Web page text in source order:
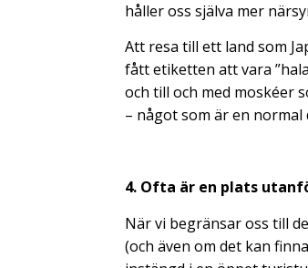
håller oss själva mer
Att resa till ett land som
fått etiketten att vara
och till och med moskéer
– något som är en normal
4. Ofta är en plats
När vi begränsar oss till
(och även om det kan